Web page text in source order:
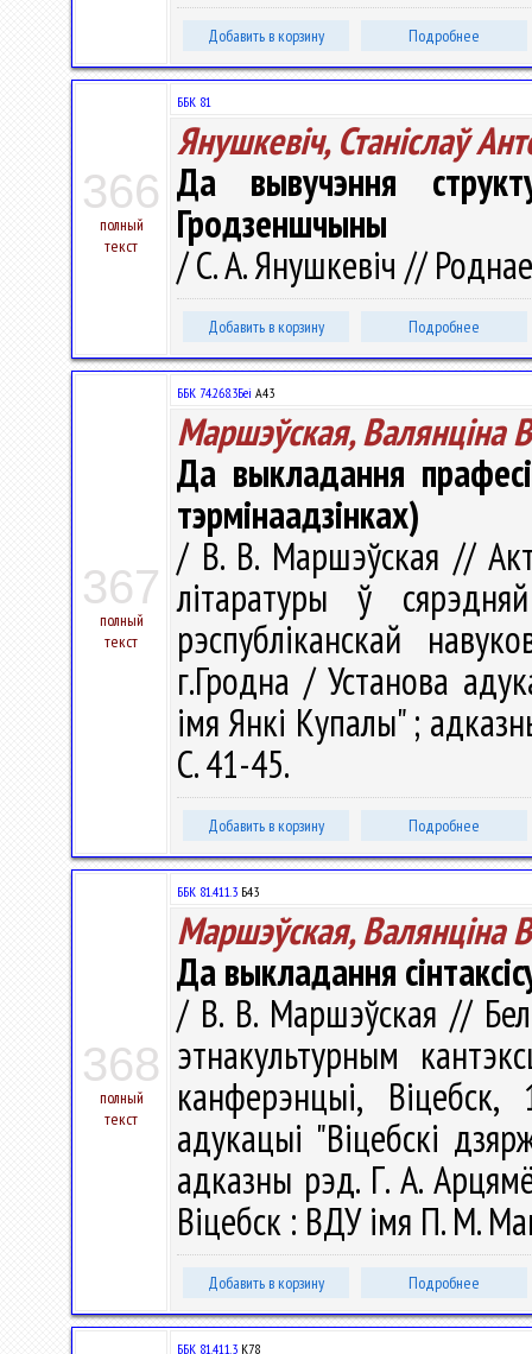
Добавить в корзину Подробнее
366
полный
текст
ББК 81
Янушкевіч, Станіслаў
Да вывучэння
Гродзеншчыны
/ С. А. Янушкевіч //
Добавить в корзину Подробнее
367
полный
текст
ББК 74.268.3Беі А43
Маршэўская, Валянцiна
Да выкладання
тэрмінаадзінках)
/ В. В. Маршэўская //
літаратуры ў
рэспубліканскай
г.Гродна / Установа
імя Янкі Купалы" ;
С. 41-45.
Добавить в корзину Подробнее
368
полный
текст
ББК 81.411.3 Б43
Маршэўская, Валянцiна
Да выкладання
/ В. В. Маршэўская //
этнакультурным
канферэнцыі,
адукацыі "Віцебскі
адказны рэд. Г. А.
Віцебск : ВДУ імя П. М.
Добавить в корзину Подробнее
ББК 81.411.3 К78